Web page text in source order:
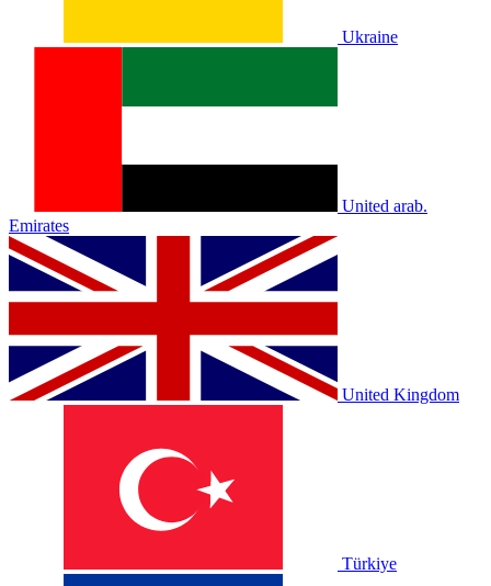
Ukraine
United arab.
Emirates
United Kingdom
Türkiye